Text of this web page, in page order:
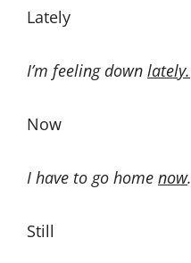
Lately
I’m feeling down lately.
Now
I have to go home now.
Still